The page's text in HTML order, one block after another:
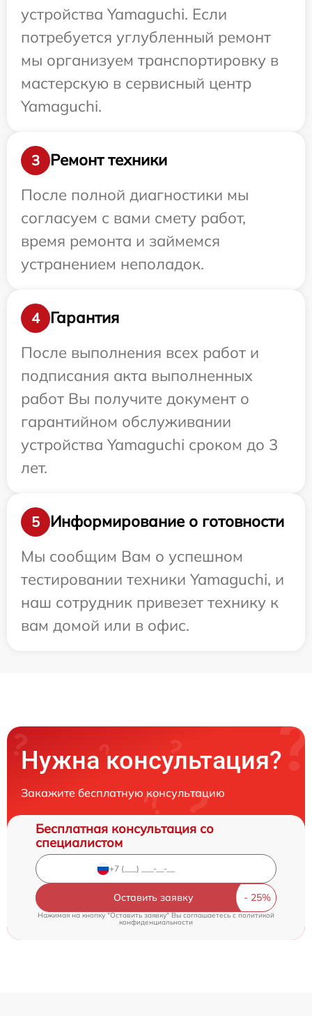
устройства Yamaguchi. Если
потребуется углубленный ремонт
мы организуем транспортировку в
мастерскую в сервисный центр
Yamaguchi.
3
Ремонт техники
После полной диагностики мы
согласуем с вами смету работ,
время ремонта и займемся
устранением неполадок.
4
Гарантия
После выполнения всех работ и
подписания акта выполненных
работ Вы получите документ о
гарантийном обслуживании
устройства Yamaguchi сроком до 3
лет.
5
Информирование о готовности
Мы сообщим Вам о успешном
тестировании техники Yamaguchi, и
наш сотрудник привезет технику к
вам домой или в офис.
Нужна консультация?
Закажите бесплатную консультацию
Бесплатная консультация со
специалистом
Оставить заявку
Нажимая на кнопку "Оставить заявку" Вы соглашаетесь cполитикой
конфиденциальности